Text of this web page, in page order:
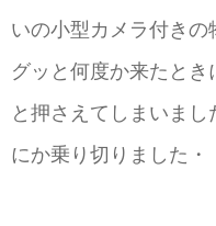
いの小型カメラ付き
グッと何度か来たと
と押さえてしまいま
にか乗り切りました